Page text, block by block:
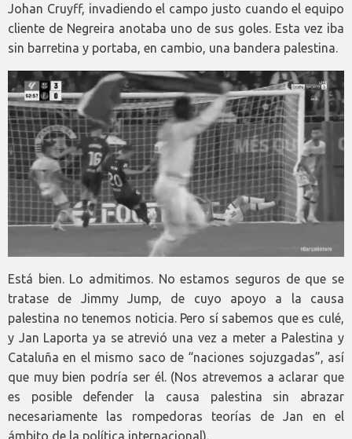
Johan Cruyff, invadiendo el campo justo cuando el equipo
cliente de Negreira anotaba uno de sus goles. Esta vez iba
sin barretina y portaba, en cambio, una bandera palestina.
Está bien. Lo admitimos. No estamos seguros de que se
tratase de Jimmy Jump, de cuyo apoyo a la causa
palestina no tenemos noticia. Pero sí sabemos que es culé,
y Jan Laporta ya se atrevió una vez a meter a Palestina y
Cataluña en el mismo saco de “naciones sojuzgadas”, así
que muy bien podría ser él. (Nos atrevemos a aclarar que
es posible defender la causa palestina sin abrazar
necesariamente las rompedoras teorías de Jan en el
ámbito de la política internacional).